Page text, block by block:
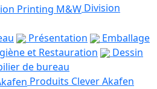
Division
Présentation
Emballage
et Restauration
Dessin
de bureau
Produits Clever Akafen